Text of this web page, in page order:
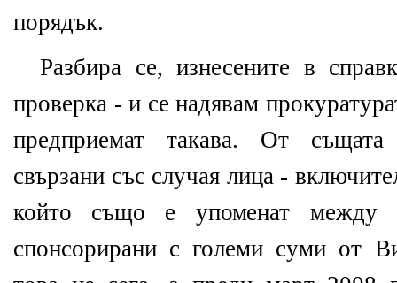
порядък.
Разбира се, изнесените в
проверка - и се надявам
предприемат такава. От
свързани със случая лица -
който също е упоменат между
спонсорирани с големи суми от